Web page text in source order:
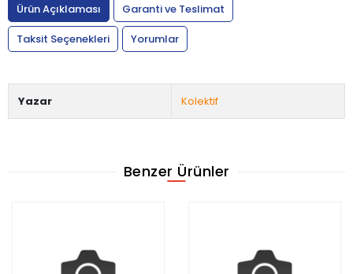
Ürün Açıklaması
Garanti ve Teslimat
Taksit Seçenekleri
Yorumlar
Yazar Kolektif
Benzer Ürünler